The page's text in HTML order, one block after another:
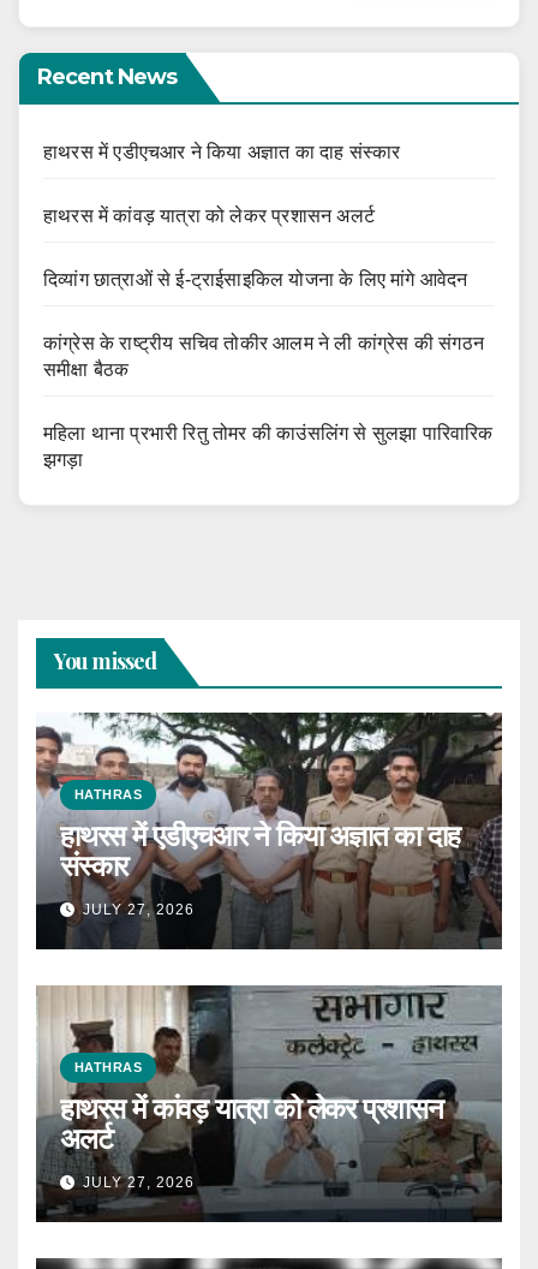
Recent News
हाथरस में एडीएचआर ने किया अज्ञात का दाह संस्कार
हाथरस में कांवड़ यात्रा को लेकर प्रशासन अलर्ट
दिव्यांग छात्राओं से ई-ट्राईसाइकिल योजना के लिए मांगे आवेदन
कांग्रेस के राष्ट्रीय सचिव तोकीर आलम ने ली कांग्रेस की संगठन
समीक्षा बैठक
महिला थाना प्रभारी रितु तोमर की काउंसलिंग से सुलझा पारिवारिक
झगड़ा
You missed
HATHRAS
हाथरस में एडीएचआर ने किया अज्ञात का दाह
संस्कार
JULY 27, 2026
HATHRAS
हाथरस में कांवड़ यात्रा को लेकर प्रशासन
अलर्ट
JULY 27, 2026